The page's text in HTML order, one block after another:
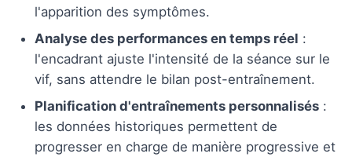
l'apparition des symptômes.
Analyse des performances en temps réel :
l'encadrant ajuste l'intensité de la séance sur le
vif, sans attendre le bilan post-entraînement.
Planification d'entraînements personnalisés :
les données historiques permettent de
progresser en charge de manière progressive et